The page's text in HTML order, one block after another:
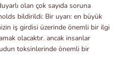
olan çok sayıda soruna
bildirildi: Bir uyarı: en büyük
iş girdisi üzerinde önemli bir ilgi
olacaktır. ancak insanlar
toksinlerinde önemli bir